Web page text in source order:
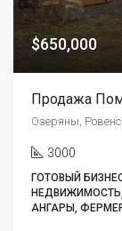
$650,000
Озеряны,
3000
ГОТОВЫЙ
АНГАРЫ,